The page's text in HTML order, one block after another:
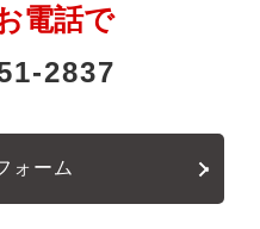
電話で
2837
ォーム